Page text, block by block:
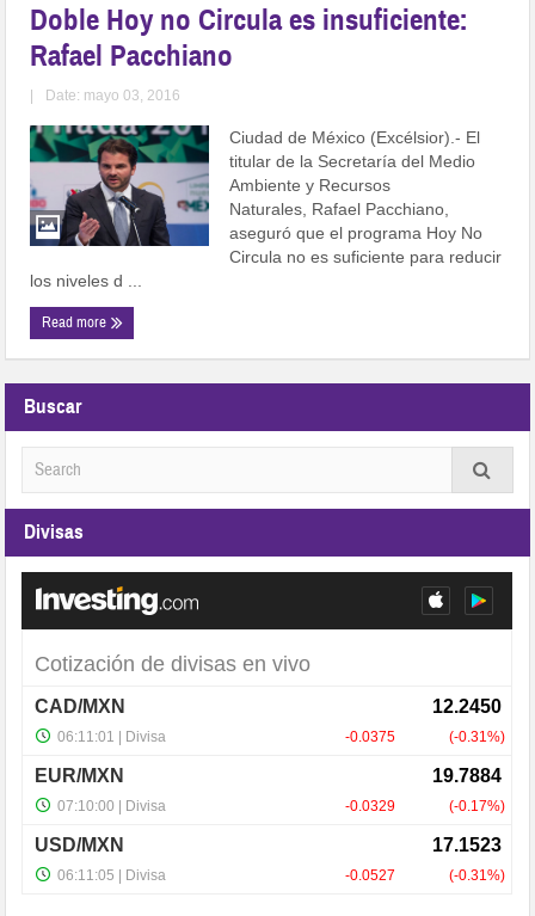
Doble Hoy no Circula es insuficiente:
Rafael Pacchiano
Date: mayo 03, 2016
Ciudad de México (Excélsior).- El
titular de la Secretaría del Medio
Ambiente y Recursos
Naturales, Rafael Pacchiano,
aseguró que el programa Hoy No
Circula no es suficiente para reducir
los niveles d ...
Read more
Buscar
Divisas